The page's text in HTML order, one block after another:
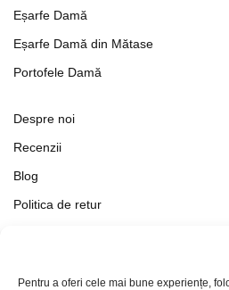
Pentru a oferi cele mai bune experiențe,
Eșarfe Damă
Eșarfe Damă din Mătase
Portofele Damă
Despre noi
Recenzii
Blog
Politica de retur